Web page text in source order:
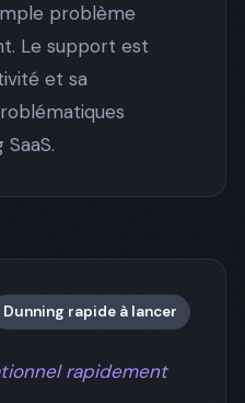
problème
Le support est
et sa
Dunning rapide à lancer
rapidement